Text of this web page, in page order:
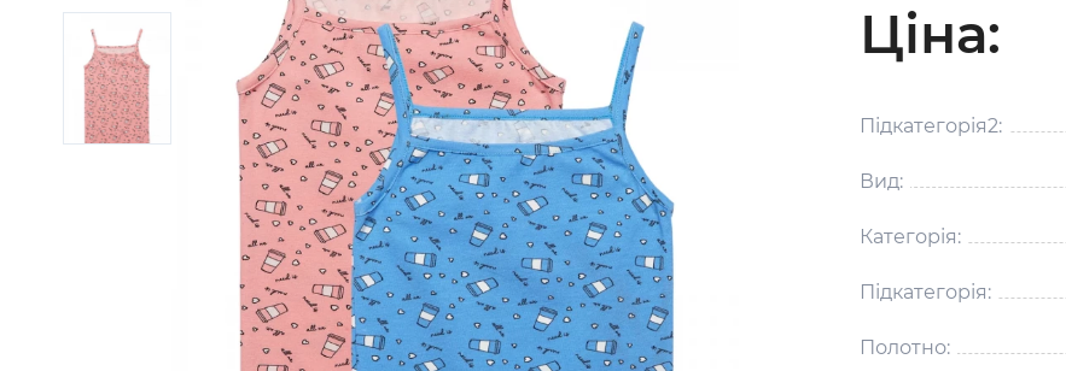
Ціна:
Підкатегорія2:
Вид:
Категорія:
Підкатегорія:
Полотно: